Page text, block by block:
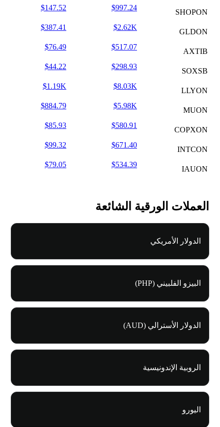
SHOPON
$997.24
$147.52
GLDON
$2.62K
$387.41
AXTIB
$517.07
$76.49
SOXSB
$298.93
$44.22
LLYON
$8.03K
$1.19K
MUON
$5.98K
$884.79
COPXON
$580.91
$85.93
INTCON
$671.40
$99.32
IAUON
$534.39
$79.05
العملات الورقية الشائعة
الدولار الأمريكي
البيزو الفلبيني (PHP)
الدولار الأسترالي (AUD)
الروبية الإندونيسية
اليورو